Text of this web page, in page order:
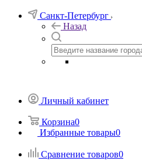
Санкт-Петербург
Назад
Личный кабинет
Корзина0
Избранные товары0
Сравнение товаров0